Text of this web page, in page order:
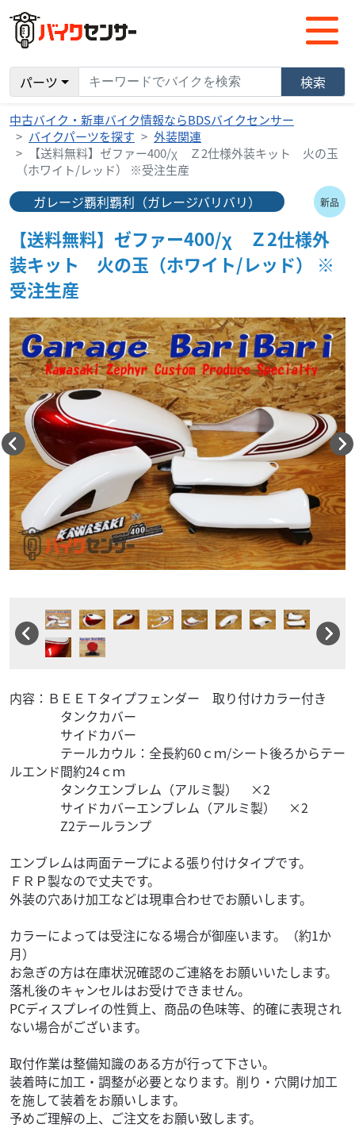
パーツ 検索
中古バイク・新車バイク情報ならBDSバイクセンサー
バイクパーツを探す
外装関連
【送料無料】ゼファー400/χ Ｚ2仕様外装キット 火の玉
（ホワイト/レッド） ※受注生産
ガレージ覇利覇利（ガレージバリバリ）
【送料無料】ゼファー400/χ Ｚ2仕様外
装キット 火の玉（ホワイト/レッド） ※
受注生産
内容：ＢＥＥＴタイプフェンダー 取り付けカラー付き
タンクカバー
サイドカバー
テールカウル：全長約60ｃｍ/シート後ろからテー
ルエンド間約24ｃｍ
タンクエンブレム（アルミ製） ×2
サイドカバーエンブレム（アルミ製） ×2
Z2テールランプ
エンブレムは両面テープによる張り付けタイプです。
ＦＲＰ製なので丈夫です。
外装の穴あけ加工などは現車合わせでお願いします。
カラーによっては受注になる場合が御座います。（約1か
月）
お急ぎの方は在庫状況確認のご連絡をお願いいたします。
落札後のキャンセルはお受けできません。
PCディスプレイの性質上、商品の色味等、的確に表現され
ない場合がございます。
取付作業は整備知識のある方が行って下さい。
装着時に加工・調整が必要となります。削り・穴開け加工
を施して装着をお願いします。
予めご理解の上、ご注文をお願い致します。
新品